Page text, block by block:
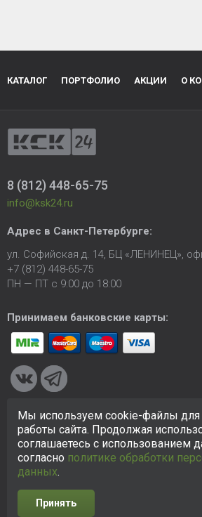
КАТАЛОГ ПОРТФОЛИО АКЦИИ О
8 (812) 448-65-75
info@ksk24.ru
Адрес в Санкт-Петербурге:
ул. Софийская д. 14, БЦ «ЛЕНИНЕЦ»,
+7 (812) 448-65-75
ПН — ПТ с 9:00 до 18:00
Принимаем банковские карты:
© 2005-2026 ООО «КСК». Сайтhttps://
исключительно в информационных
на сайте не является публичной
отношении персональных данных
Разработка сайта
Мы используем cookie-файлы для
работы сайта. Продолжая
соглашаетесь с использованием
согласно политике обработки
данных.
Принять